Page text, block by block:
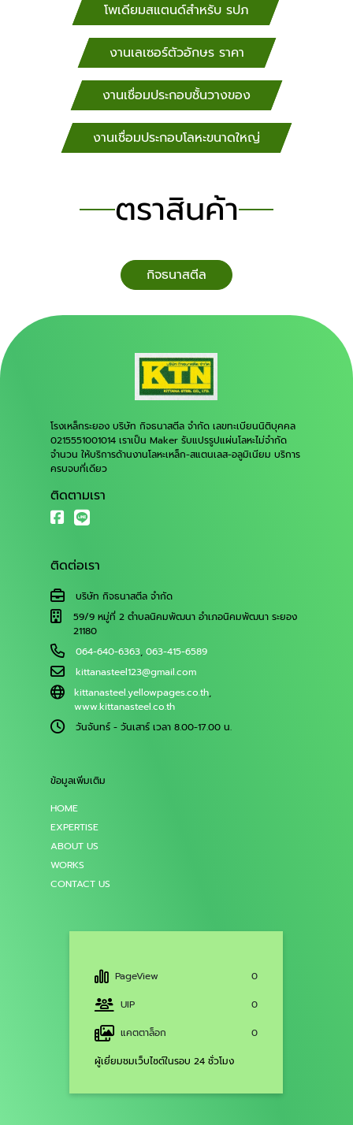
โพเดียมสแตนด์สำหรับ​ รปภ
งานเลเซอร์ตัวอักษร ราคา
งานเชื่อมประกอบชั้นวางของ
งานเชื่อมประกอบโลหะขนาดใหญ่
ตราสินค้า
กิจธนาสตีล
โรงเหล็กระยอง บริษัท กิจธนาสตีล จำกัด เลขทะเบียนนิติบุคคล
0215551001014 เราเป็น Maker รับแปรรูปแผ่นโลหะไม่จำกัด
จำนวน ให้บริการด้านงานโลหะเหล็ก-สแตนเลส-อลูมิเนียม บริการ
ครบจบที่เดียว
ติดตามเรา
ติดต่อเรา
บริษัท กิจธนาสตีล จำกัด
59/9 หมู่ที่ 2 ตำบลนิคมพัฒนา อำเภอนิคมพัฒนา ระยอง
21180
064-640-6363, 063-415-6589
kittanasteel123@gmail.com
kittanasteel.yellowpages.co.th,
www.kittanasteel.co.th
วันจันทร์ - วันเสาร์ เวลา 8.00-17.00 น.
ข้อมูลเพิ่มเติม
HOME
EXPERTISE
ABOUT US
WORKS
CONTACT US
PageView
0
UIP
0
แคตตาล็อก
0
ผู้เยี่ยมชมเว็บไซต์ในรอบ 24 ชั่วโมง